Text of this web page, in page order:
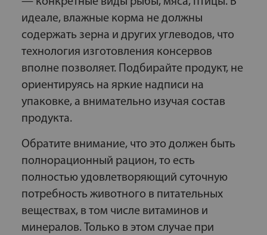
идеале, влажные корма не должны
содержать зерна и других углеводов, что
технология изготовления консервов
вполне позволяет. Подбирайте продукт, не
ориентируясь на яркие надписи на
упаковке, а внимательно изучая состав
продукта.
Обратите внимание, что это должен быть
полнорационный рацион, то есть
полностью удовлетворяющий суточную
потребность животного в питательных
веществах, в том числе витаминов и
минералов. Только в этом случае при